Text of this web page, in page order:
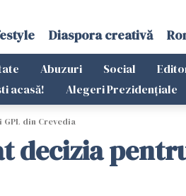
Diaspora creativă
Abuzuri Social
acasă! Alegeri Prezidențiale
din Crevedia
decizia